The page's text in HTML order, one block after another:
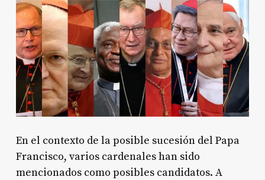
En el contexto de la posible sucesión del Papa
Francisco, varios cardenales han sido
mencionados como posibles candidatos. A